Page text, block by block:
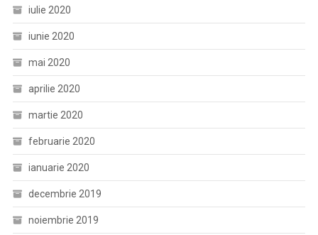
iulie 2020
iunie 2020
mai 2020
aprilie 2020
martie 2020
februarie 2020
ianuarie 2020
decembrie 2019
noiembrie 2019